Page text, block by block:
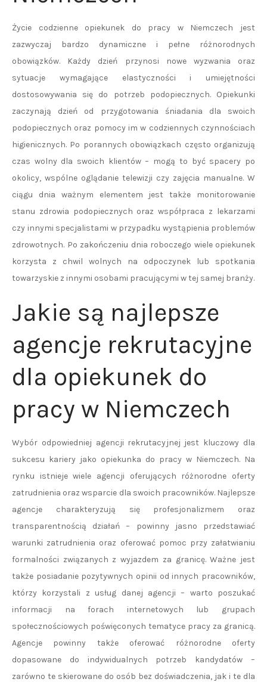
Życie codzienne opiekunek do pracy w Niemczech jest
zazwyczaj bardzo dynamiczne i pełne różnorodnych
obowiązków. Każdy dzień przynosi nowe wyzwania oraz
sytuacje wymagające elastyczności i umiejętności
dostosowywania się do potrzeb podopiecznych. Opiekunki
zaczynają dzień od przygotowania śniadania dla swoich
podopiecznych oraz pomocy im w codziennych czynnościach
higienicznych. Po porannych obowiązkach często organizują
czas wolny dla swoich klientów – mogą to być spacery po
okolicy, wspólne oglądanie telewizji czy zajęcia manualne. W
ciągu dnia ważnym elementem jest także monitorowanie
stanu zdrowia podopiecznych oraz współpraca z lekarzami
czy innymi specjalistami w przypadku wystąpienia problemów
zdrowotnych. Po zakończeniu dnia roboczego wiele opiekunek
korzysta z chwil wolnych na odpoczynek lub spotkania
towarzyskie z innymi osobami pracującymi w tej samej branży.
Jakie są najlepsze
agencje rekrutacyjne
dla opiekunek do
pracy w Niemczech
Wybór odpowiedniej agencji rekrutacyjnej jest kluczowy dla
sukcesu kariery jako opiekunka do pracy w Niemczech. Na
rynku istnieje wiele agencji oferujących różnorodne oferty
zatrudnienia oraz wsparcie dla swoich pracowników. Najlepsze
agencje charakteryzują się profesjonalizmem oraz
transparentnością działań – powinny jasno przedstawiać
warunki zatrudnienia oraz oferować pomoc przy załatwianiu
formalności związanych z wyjazdem za granicę. Ważne jest
także posiadanie pozytywnych opinii od innych pracowników,
którzy korzystali z usług danej agencji – warto poszukać
informacji na forach internetowych lub grupach
społecznościowych poświęconych tematyce pracy za granicą.
Agencje powinny także oferować różnorodne oferty
dopasowane do indywidualnych potrzeb kandydatów –
zarówno te skierowane do osób bez doświadczenia, jak i te dla